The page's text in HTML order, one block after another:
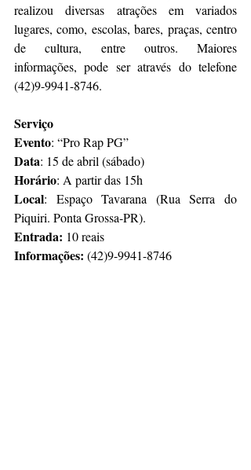
realizou diversas atrações em variados
lugares, como, escolas, bares, praças, centro
de cultura, entre outros. Maiores
informações, pode ser através do telefone
(42)9-9941-8746.
Serviço
Evento: “Pro Rap PG”
Data: 15 de abril (sábado)
Horário: A partir das 15h
Local: Espaço Tavarana (Rua Serra do
Piquiri. Ponta Grossa-PR).
Entrada: 10 reais
Informações: (42)9-9941-8746